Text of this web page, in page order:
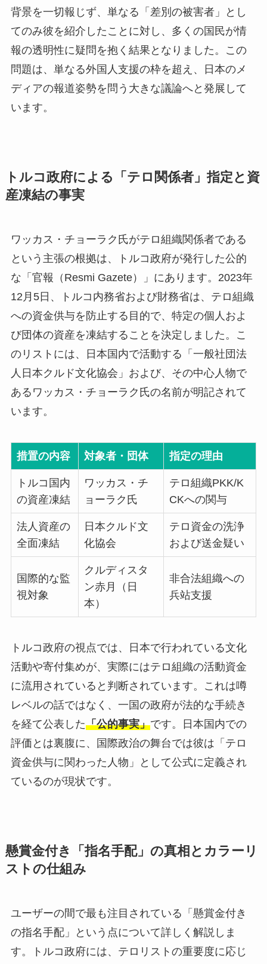
背景を一切報じず、単なる「差別の被害者」とし
てのみ彼を紹介したことに対し、多くの国民が情
報の透明性に疑問を抱く結果となりました。この
問題は、単なる外国人支援の枠を超え、日本のメ
ディアの報道姿勢を問う大きな議論へと発展して
います。
トルコ政府による「テロ関係者」指定と資
産凍結の事実
ワッカス・チョーラク氏がテロ組織関係者である
という主張の根拠は、トルコ政府が発行した公的
な「官報（Resmi Gazete）」にあります。2023年
12月5日、トルコ内務省および財務省は、テロ組織
への資金供与を防止する目的で、特定の個人およ
び団体の資産を凍結することを決定しました。こ
のリストには、日本国内で活動する「一般社団法
人日本クルド文化協会」および、その中心人物で
あるワッカス・チョーラク氏の名前が明記されて
います。
措置の内容 対象者・団体 指定の理由
トルコ国内
の資産凍結
ワッカス・チ
ョーラク氏
テロ組織PKK/K
CKへの関与
法人資産の
全面凍結
日本クルド文
化協会
テロ資金の洗浄
および送金疑い
国際的な監
視対象
クルディスタ
ン赤月（日
本）
非合法組織への
兵站支援
トルコ政府の視点では、日本で行われている文化
活動や寄付集めが、実際にはテロ組織の活動資金
に流用されていると判断されています。これは噂
レベルの話ではなく、一国の政府が法的な手続き
を経て公表した「公的事実」です。日本国内での
評価とは裏腹に、国際政治の舞台では彼は「テロ
資金供与に関わった人物」として公式に定義され
ているのが現状です。
懸賞金付き「指名手配」の真相とカラーリ
ストの仕組み
ユーザーの間で最も注目されている「懸賞金付き
の指名手配」という点について詳しく解説しま
す。トルコ政府には、テロリストの重要度に応じ